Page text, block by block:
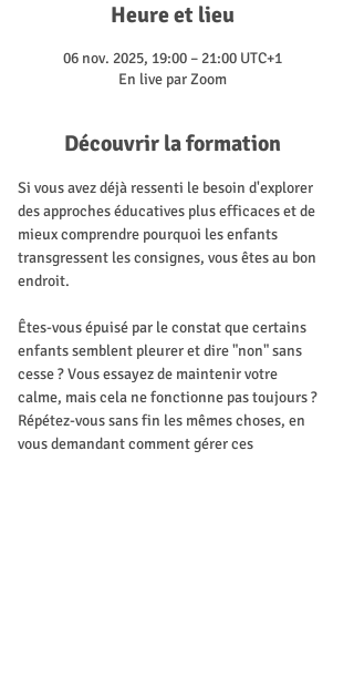
Heure et lieu
06 nov. 2025, 19:00 – 21:00 UTC+1
En live par Zoom
Découvrir la formation
Si vous avez déjà ressenti le besoin d'explorer
des approches éducatives plus efficaces et de
mieux comprendre pourquoi les enfants
transgressent les consignes, vous êtes au bon
endroit.
Êtes-vous épuisé par le constat que certains
enfants semblent pleurer et dire "non" sans
cesse ? Vous essayez de maintenir votre
calme, mais cela ne fonctionne pas toujours ?
Répétez-vous sans fin les mêmes choses, en
vous demandant comment gérer ces